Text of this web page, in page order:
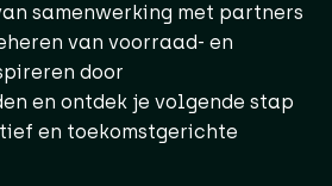
samenwerking met partners
van voorraad- en
door
en ontdek je volgende stap
en toekomstgerichte